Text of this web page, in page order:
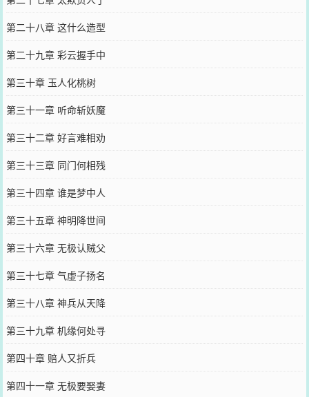
第二十八章 这什么造型
第二十九章 彩云握手中
第三十章 玉人化桃树
第三十一章 听命斩妖魔
第三十二章 好言难相劝
第三十三章 同门何相残
第三十四章 谁是梦中人
第三十五章 神明降世间
第三十六章 无极认贼父
第三十七章 气虚子扬名
第三十八章 神兵从天降
第三十九章 机缘何处寻
第四十章 赔人又折兵
第四十一章 无极要娶妻